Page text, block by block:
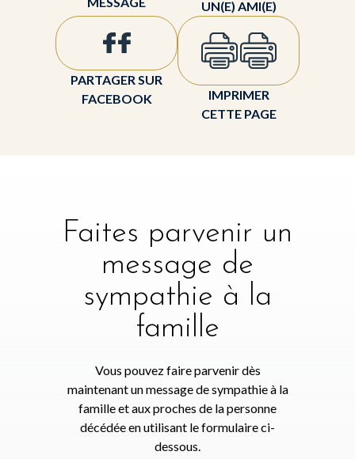
UN(E) AMI(E)
PARTAGER SUR
FACEBOOK
IMPRIMER
CETTE PAGE
Faites parvenir un
message de
sympathie à la
famille
Vous pouvez faire parvenir dès
maintenant un message de sympathie à la
famille et aux proches de la personne
décédée en utilisant le formulaire ci-
dessous.